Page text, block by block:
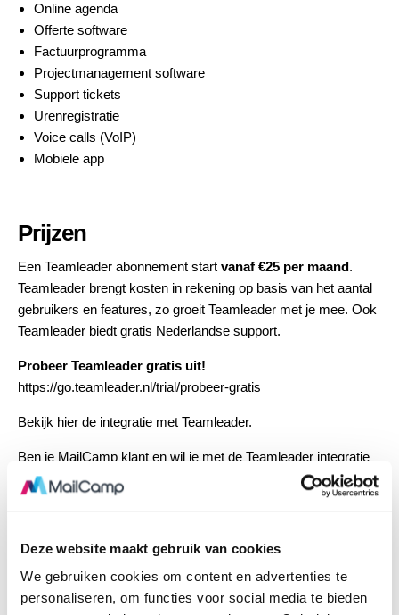
Deze website maakt gebruik van cookies
We gebruiken cookies om content en advertenties te
personaliseren, om functies voor social media te bieden
Online agenda
Offerte software
Factuurprogramma
Projectmanagement software
Support tickets
Urenregistratie
Voice calls (VoIP)
Mobiele app
Prijzen
Een Teamleader abonnement start vanaf €25 per maand.
Teamleader brengt kosten in rekening op basis van het aantal
gebruikers en features, zo groeit Teamleader met je mee. Ook
Teamleader biedt gratis Nederlandse support.
Probeer Teamleader gratis uit!
https://go.teamleader.nl/trial/probeer-gratis
Bekijk hier de integratie met Teamleader.
Ben je MailCamp klant en wil je met de Teamleader integratie
aan de slag?
teamleader module